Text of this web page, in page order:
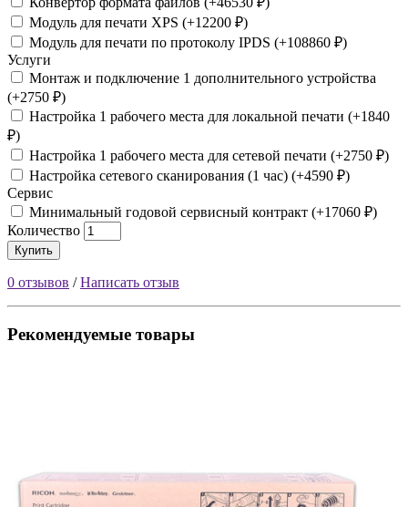
Модуль для печати XPS (+12200 ₽)
Модуль для печати по протоколу IPDS (+108860 ₽)
Услуги
Монтаж и подключение 1 дополнительного устройства
(+2750 ₽)
Настройка 1 рабочего места для локальной печати (+1840
₽)
Настройка 1 рабочего места для сетевой печати (+2750 ₽)
Настройка сетевого сканирования (1 час) (+4590 ₽)
Сервис
Минимальный годовой сервисный контракт (+17060 ₽)
Количество
Купить
0 отзывов /Написать отзыв
Рекомендуемые товары